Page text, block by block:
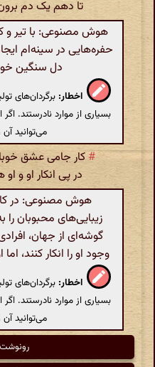
تا دهم یک دم
هوش مصنوعی: با تیر و
حفره‌هایی در سینه‌ام
دل سنگین
اخطار: برگردان‌های
بسیاری از موارد نادرستند.
می‌توانید آن
#کار جامی عشق
در پی انکار او و
هوش مصنوعی: در
زیبایی‌های محبوبان
گوشه‌ای از جهان،
وجود او را انکار کنند،
اخطار: برگردان‌های
بسیاری از موارد نادرستند.
می‌توانید آن